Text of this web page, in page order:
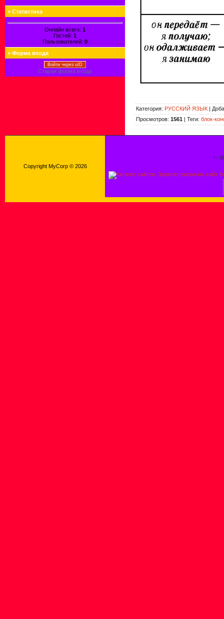
» Статистика
Онлайн всего: 1
Гостей: 1
Пользователей: 0
» Форма входа
Войти через uID
Старая форма входа
Категория: РУССКИЙ ЯЗЫК |
Просмотров: 1561 | Теги: блок-
Copyright MyCorp © 2026
!--